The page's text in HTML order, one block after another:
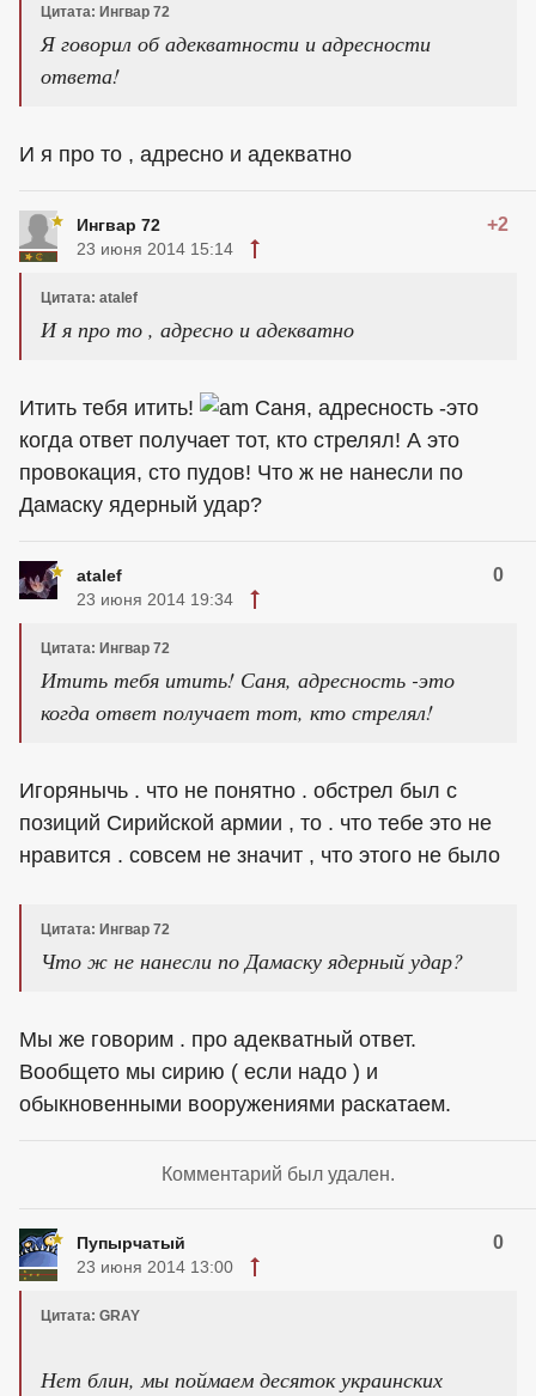
Цитата: Ингвар 72
Я говорил об адекватности и адресности
ответа!
И я про то , адресно и адекватно
Ингвар 72 +2
23 июня 2014 15:14
Цитата: atalef
И я про то , адресно и адекватно
Итить тебя итить!
Саня, адресность -это
когда ответ получает тот, кто стрелял! А это
провокация, сто пудов! Что ж не нанесли по
Дамаску ядерный удар?
atalef 0
23 июня 2014 19:34
Цитата: Ингвар 72
Итить тебя итить! Саня, адресность -это
когда ответ получает тот, кто стрелял!
Игорянычь . что не понятно . обстрел был с
позиций Сирийской армии , то . что тебе это не
нравится . совсем не значит , что этого не было
Цитата: Ингвар 72
Что ж не нанесли по Дамаску ядерный удар?
Мы же говорим . про адекватный ответ.
Вообщето мы сирию ( если надо ) и
обыкновенными вооружениями раскатаем.
Комментарий был удален.
Пупырчатый 0
23 июня 2014 13:00
Цитата: GRAY
Нет блин, мы поймаем десяток украинских